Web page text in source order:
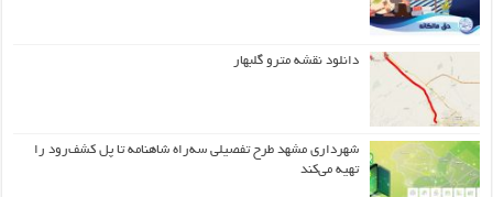
دانلود نقشه مترو گلبهار
شهرداری مشهد طرح تفصیلی سه‌راه شاهنامه تا پل کشف‌رود را
تهیه می‌کند